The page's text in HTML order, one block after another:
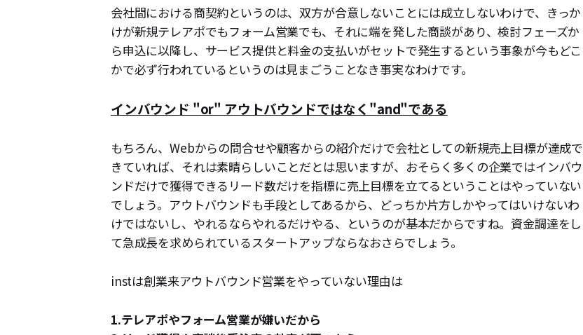
会社間における商契約というのは、双方が合意しないことには成立しないわけで、きっか
けが新規テレアポでもフォーム営業でも、それに端を発した商談があり、検討フェーズか
ら申込に以降し、サービス提供と料金の支払いがセットで発生するという事象が今もどこ
かで必ず行われているというのは見まごうことなき事実なわけです。
インバウンド "or" アウトバウンドではなく"and"である
もちろん、Webからの問合せや顧客からの紹介だけで会社としての新規売上目標が達成で
きていれば、それは素晴らしいことだとは思いますが、おそらく多くの企業ではインバウ
ンドだけで獲得できるリード数だけを指標に売上目標を立てるということはやっていない
でしょう。アウトバウンドも手段としてあるから、どっちか片方しかやってはいけないわ
けではないし、やれるならやれるだけやる、というのが基本だからですね。資金調達をし
て急成長を求められているスタートアップならなおさらでしょう。
instは創業来アウトバウンド営業をやっていない理由は
1.テレアポやフォーム営業が嫌いだから